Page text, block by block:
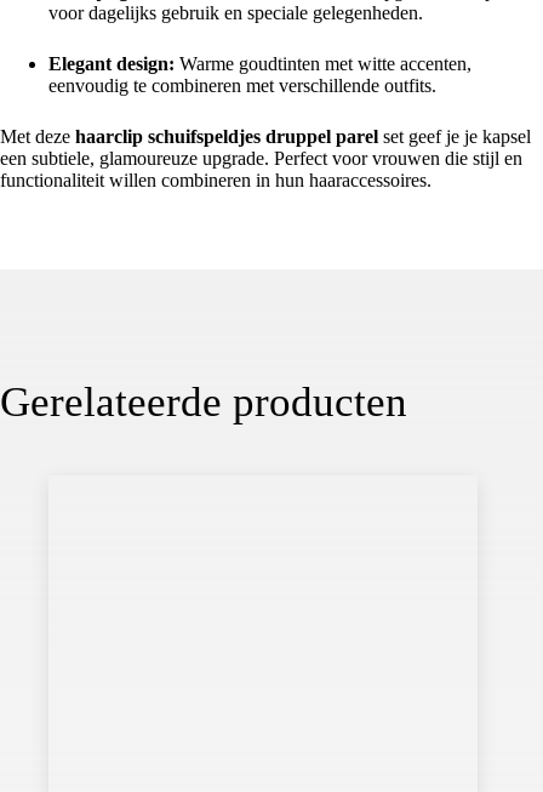
voor dagelijks gebruik en speciale gelegenheden.
Elegant design: Warme goudtinten met witte accenten,
eenvoudig te combineren met verschillende outfits.
Met deze haarclip schuifspeldjes druppel parel set geef je je kapsel
een subtiele, glamoureuze upgrade. Perfect voor vrouwen die stijl en
functionaliteit willen combineren in hun haaraccessoires.
Gerelateerde producten